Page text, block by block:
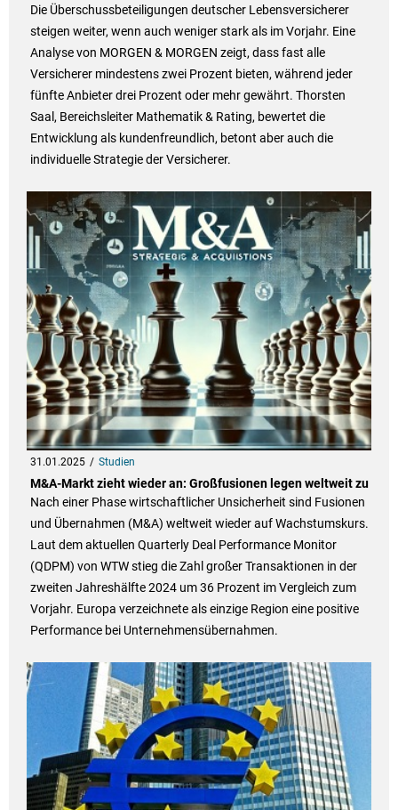
Die Überschussbeteiligungen deutscher Lebensversicherer
steigen weiter, wenn auch weniger stark als im Vorjahr. Eine
Analyse von MORGEN & MORGEN zeigt, dass fast alle
Versicherer mindestens zwei Prozent bieten, während jeder
fünfte Anbieter drei Prozent oder mehr gewährt. Thorsten
Saal, Bereichsleiter Mathematik & Rating, bewertet die
Entwicklung als kundenfreundlich, betont aber auch die
individuelle Strategie der Versicherer.
31.01.2025 Studien
M&A-Markt zieht wieder an: Großfusionen legen weltweit zu
Nach einer Phase wirtschaftlicher Unsicherheit sind Fusionen
und Übernahmen (M&A) weltweit wieder auf Wachstumskurs.
Laut dem aktuellen Quarterly Deal Performance Monitor
(QDPM) von WTW stieg die Zahl großer Transaktionen in der
zweiten Jahreshälfte 2024 um 36 Prozent im Vergleich zum
Vorjahr. Europa verzeichnete als einzige Region eine positive
Performance bei Unternehmensübernahmen.